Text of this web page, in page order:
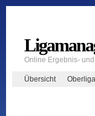
Online Ergebnis-
Übersicht Oberliga